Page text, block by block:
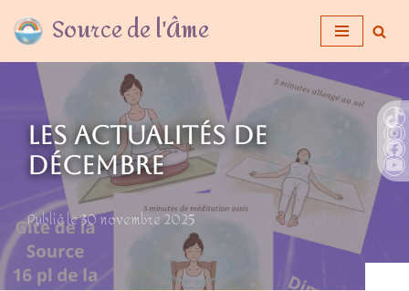
Aller
contenu
Source de l'Âme
Les actualités de
décembre
30 novembre 2025